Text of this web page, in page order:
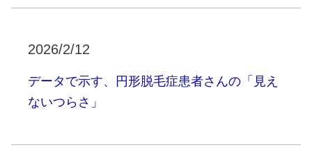
2026/2/12
データで示す、円形脱毛症患者さんの「見え
ないつらさ」